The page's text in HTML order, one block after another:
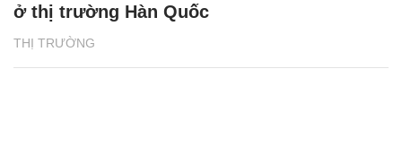
THỊ TRƯỜNG
ở thị trường Hàn Quốc